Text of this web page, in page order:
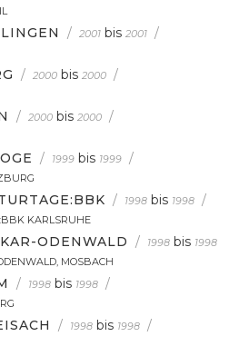
/ 2001 bis 2001 /
/ 2000 bis 2000 /
/ 2000 bis 2000 /
/ 1999 bis 1999 /
/ 1998 bis 1998 /
KARLSRUHE
ODENWALD / 1998 bis 1998
MOSBACH
/ 1998 bis 1998 /
/ 1998 bis 1998 /